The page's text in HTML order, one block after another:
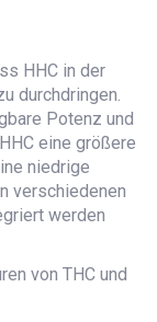
HHC in der
durchdringen.
Potenz und
eine größere
niedrige
verschiedenen
werden
von THC und